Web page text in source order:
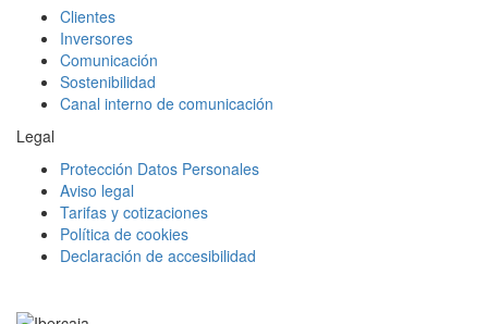
Clientes
Inversores
Comunicación
Sostenibilidad
Canal interno de comunicación
Legal
Protección Datos Personales
Aviso legal
Tarifas y cotizaciones
Política de cookies
Declaración de accesibilidad